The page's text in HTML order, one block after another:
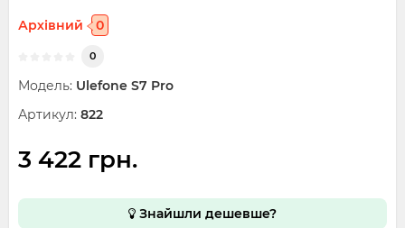
Архівний 0
0
Модель: Ulefone S7 Pro
Артикул: 822
3 422 грн.
Знайшли дешевше?